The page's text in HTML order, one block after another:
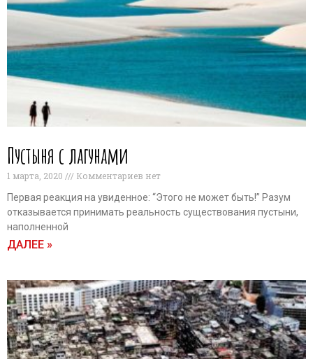
Пустыня с лагунами
1 марта, 2020
Комментариев нет
Первая реакция на увиденное: “Этого не может быть!” Разум
отказывается принимать реальность существования пустыни,
наполненной
ДАЛЕЕ »